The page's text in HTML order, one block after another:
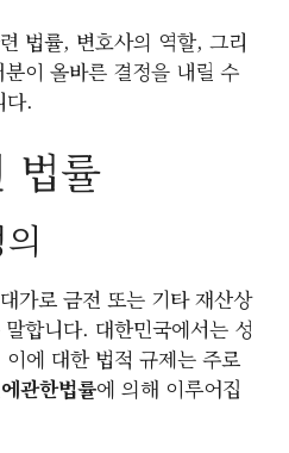
법률, 변호사의 역할, 그리
이 올바른 결정을 내릴 수
다.
법률
가로 금전 또는 기타 재산상
합니다. 대한민국에서는 성
에 대한 법적 규제는 주로
관한법률에 의해 이루어집